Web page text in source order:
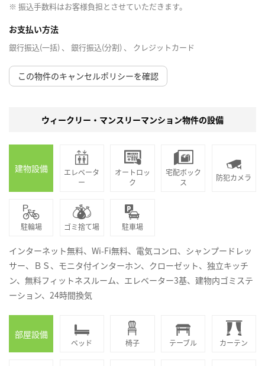
※ 振込手数料はお客様負担とさせていただきます。
お支払い方法
銀行振込(一括) 、 銀行振込(分割) 、 クレジットカード
この物件のキャンセルポリシーを確認
ウィークリー・マンスリーマンション物件の設備
建物設備
エレベータ
ー
オートロッ
ク
宅配ボック
ス
防犯カメラ
駐輪場 ゴミ捨て場 駐車場
インターネット無料、Wi-Fi無料、電気コンロ、シャンプードレッ
サー、ＢＳ、モニタ付インターホン、クローゼット、独立キッチ
ン、無料フィットネスルーム、エレベーター3基、建物内ゴミステ
ーション、24時間換気
部屋設備
ベッド 椅子 テーブル カーテン